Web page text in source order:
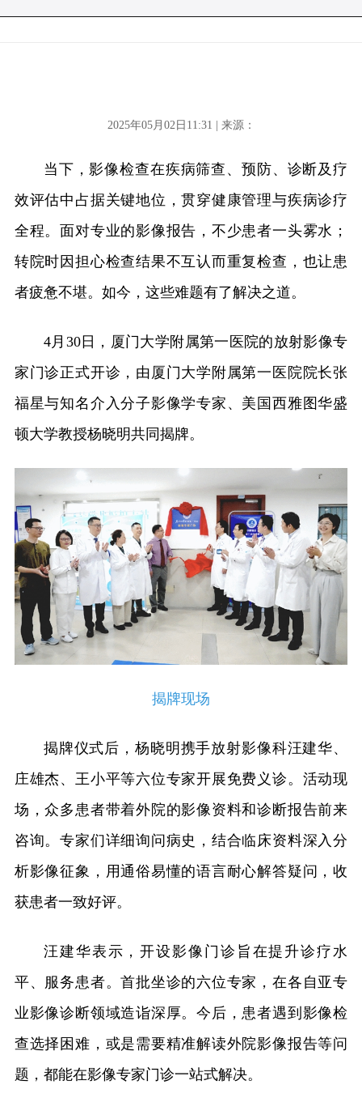
2025年05月02日11:31 | 来源：
当下，影像检查在疾病筛查、预防、诊断及疗
效评估中占据关键地位，贯穿健康管理与疾病诊疗
全程。面对专业的影像报告，不少患者一头雾水；
转院时因担心检查结果不互认而重复检查，也让患
者疲惫不堪。如今，这些难题有了解决之道。
4月30日，厦门大学附属第一医院的放射影像专
家门诊正式开诊，由厦门大学附属第一医院院长张
福星与知名介入分子影像学专家、美国西雅图华盛
顿大学教授杨晓明共同揭牌。
揭牌现场
揭牌仪式后，杨晓明携手放射影像科汪建华、
庄雄杰、王小平等六位专家开展免费义诊。活动现
场，众多患者带着外院的影像资料和诊断报告前来
咨询。专家们详细询问病史，结合临床资料深入分
析影像征象，用通俗易懂的语言耐心解答疑问，收
获患者一致好评。
汪建华表示，开设影像门诊旨在提升诊疗水
平、服务患者。首批坐诊的六位专家，在各自亚专
业影像诊断领域造诣深厚。今后，患者遇到影像检
查选择困难，或是需要精准解读外院影像报告等问
题，都能在影像专家门诊一站式解决。